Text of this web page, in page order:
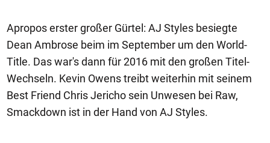
Apropos erster großer Gürtel: AJ Styles besiegte
Dean Ambrose beim im September um den World-
Title. Das war's dann für 2016 mit den großen Titel-
Wechseln. Kevin Owens treibt weiterhin mit seinem
Best Friend Chris Jericho sein Unwesen bei Raw,
Smackdown ist in der Hand von AJ Styles.